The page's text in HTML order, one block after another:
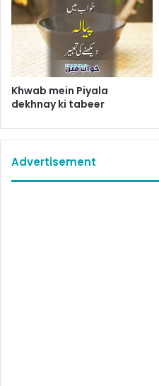
Khwab mein Piyala
dekhnay ki tabeer
Advertisement